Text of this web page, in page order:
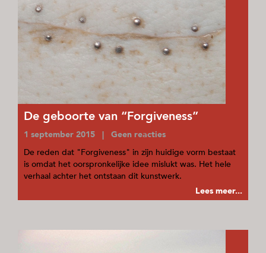
De geboorte van “Forgiveness”
1 september 2015 | Geen reacties
De reden dat "Forgiveness" in zijn huidige vorm bestaat
is omdat het oorspronkelijke idee mislukt was. Het hele
verhaal achter het ontstaan dit kunstwerk.
Lees meer...